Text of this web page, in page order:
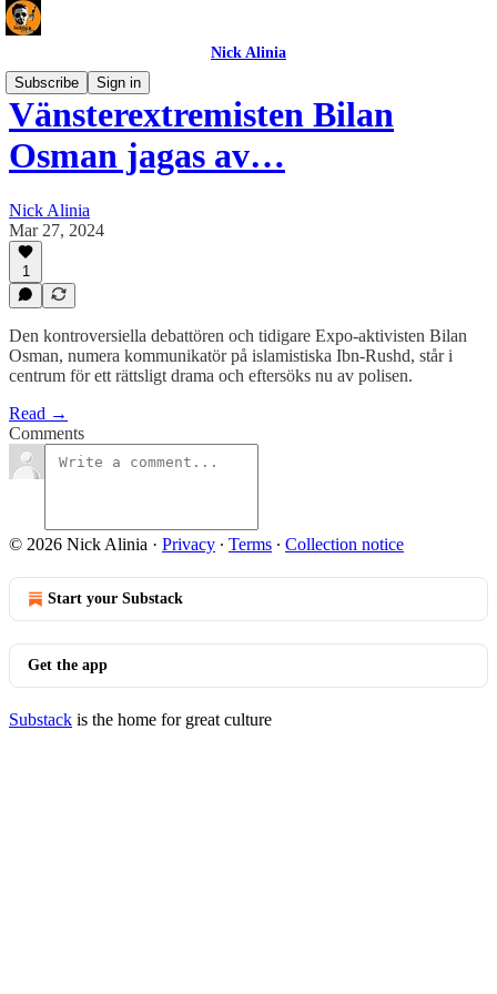
Nick Alinia
Subscribe
Sign in
Vänsterextremisten Bilan
Osman jagas av…
Nick Alinia
Mar 27, 2024
1
Den kontroversiella debattören och tidigare Expo-aktivisten Bilan
Osman, numera kommunikatör på islamistiska Ibn-Rushd, står i
centrum för ett rättsligt drama och eftersöks nu av polisen.
Read →
Comments
© 2026 Nick Alinia · Privacy ∙ Terms ∙ Collection notice
Start your Substack
Get the app
Substack is the home for great culture